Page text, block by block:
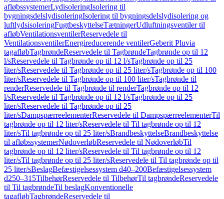
afløbssystemerLydisoleringIsolering til
bygningsdelslydisoleringIsolering til bygningsdelslydisolering og
luftlydsisoleringFugtbeskyttelseTætningerUdluftningsventiler til
afløbVentilationsventilerReservedele til
VentilationsventilerEnergireducerende ventilerGeberit Pluvia
tagafløbTagbrøndeReservedele til TagbrøndeTagbrønde op til 12
l/sReservedele til Tagbrønde op til 12 l/sTagbrønde op til 25
liter/sReservedele til Tagbrønde op til 25 liter/sTagbrønde op til 100
liter/sReservedele til Tagbrønde op til 100 liter/sTagbrønde til
renderReservedele til Tagbrønde til renderTagbrønde op til 12
l/sReservedele til Tagbrønde op til 12 l/sTagbrønde op til 25
liter/sReservedele til Tagbrønde op til 25
liter/sDampspærreelementerReservedele til DampspærreelementerTil
tagbrønde op til 12 liter/sReservedele til Til tagbrønde op til 12
liter/sTil tagbrønde op til 25 liter/sBrandbeskyttelseBrandbeskyttelse
til afløbssystemerNødoverløbReservedele til NødoverløbTil
tagbrønde op til 12 liter/sReservedele til Til tagbrønde op til 12
liter/sTil tagbrønde op til 25 liter/sReservedele til Til tagbrønde op til
25 liter/sBeslagBefæstigelsessystem d40–200Befæstigelsessystem
d250–315TilbehørReservedele til TilbehørTil tagbrøndeReservedele
til Til tagbrøndeTil beslagKonventionelle
tagafløbTagbrøndeReservedele til